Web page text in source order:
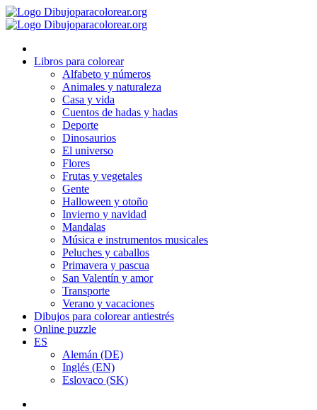
Ir
al
Libros para colorear
Alfabeto y números
Animales y naturaleza
Casa y vida
Cuentos de hadas y hadas
Deporte
Dinosaurios
El universo
Flores
Frutas y vegetales
Gente
Halloween y otoño
Invierno y navidad
Mandalas
Música e instrumentos musicales
Peluches y caballos
Primavera y pascua
San Valentín y amor
Transporte
Verano y vacaciones
Dibujos para colorear antiestrés
Online puzzle
ES
Alemán (DE)
Inglés (EN)
Eslovaco (SK)